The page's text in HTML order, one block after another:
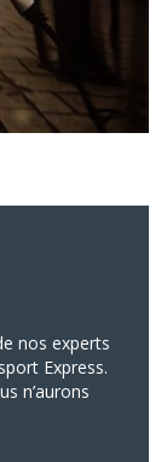
nos experts
Express.
n’aurons